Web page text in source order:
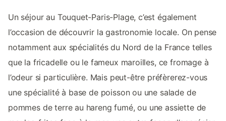
Un séjour au Touquet-Paris-Plage, c’est également
l’occasion de découvrir la gastronomie locale. On pense
notamment aux spécialités du Nord de la France telles
que la fricadelle ou le fameux maroilles, ce fromage à
l’odeur si particulière. Mais peut-être préfèrerez-vous
une spécialité à base de poisson ou une salade de
pommes de terre au hareng fumé, ou une assiette de